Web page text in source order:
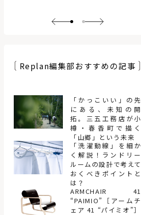
Replan編集部おすすめの記事
「かっこいい」の先
にある、未知の開
拓。三五工務店が小
樽・春香町で描く
「山郷」という未来
「洗濯動線」を細か
く解説！ランドリー
ルームの設計で考えて
おくべきポイントと
は？
ARMCHAIR 41
“PAIMIO”［アームチ
ェア 41 “パイミオ”］